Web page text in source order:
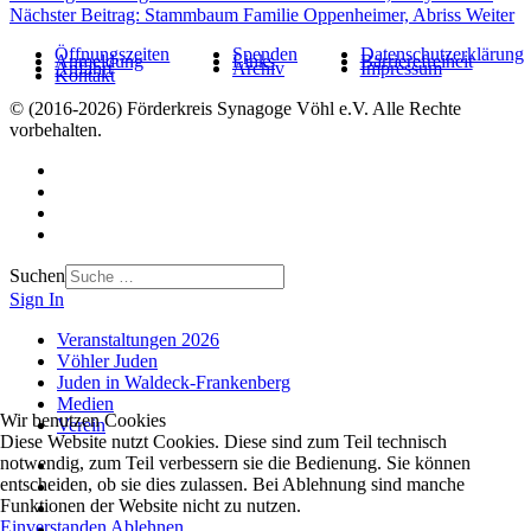
Nächster Beitrag: Stammbaum Familie Oppenheimer, Abriss Weiter
Öffnungszeiten
Anmeldung
Anfahrt
Kontakt
Spenden
Links
Archiv
Datenschutzerklärung
Barrierefreiheit
Impressum
© (2016-2026) Förderkreis Synagoge Vöhl e.V. Alle Rechte
vorbehalten.
Suchen
Sign In
Veranstaltungen 2026
Vöhler Juden
Juden in Waldeck-Frankenberg
Medien
Verein
Wir benutzen Cookies
Diese Website nutzt Cookies. Diese sind zum Teil technisch
notwendig, zum Teil verbessern sie die Bedienung. Sie können
entscheiden, ob sie dies zulassen. Bei Ablehnung sind manche
Funktionen der Website nicht zu nutzen.
Einverstanden Ablehnen